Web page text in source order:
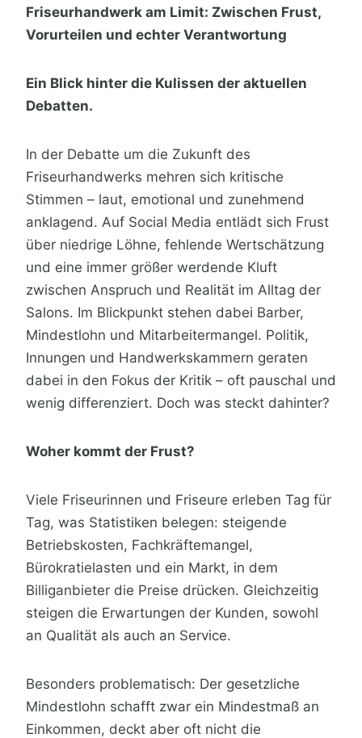
Friseurhandwerk am Limit: Zwischen Frust,
Vorurteilen und echter Verantwortung
Ein Blick hinter die Kulissen der aktuellen
Debatten.
In der Debatte um die Zukunft des
Friseurhandwerks mehren sich kritische
Stimmen – laut, emotional und zunehmend
anklagend. Auf Social Media entlädt sich Frust
über niedrige Löhne, fehlende Wertschätzung
und eine immer größer werdende Kluft
zwischen Anspruch und Realität im Alltag der
Salons. Im Blickpunkt stehen dabei Barber,
Mindestlohn und Mitarbeitermangel. Politik,
Innungen und Handwerkskammern geraten
dabei in den Fokus der Kritik – oft pauschal und
wenig differenziert. Doch was steckt dahinter?
Woher kommt der Frust?
Viele Friseurinnen und Friseure erleben Tag für
Tag, was Statistiken belegen: steigende
Betriebskosten, Fachkräftemangel,
Bürokratielasten und ein Markt, in dem
Billiganbieter die Preise drücken. Gleichzeitig
steigen die Erwartungen der Kunden, sowohl
an Qualität als auch an Service.
Besonders problematisch: Der gesetzliche
Mindestlohn schafft zwar ein Mindestmaß an
Einkommen, deckt aber oft nicht die